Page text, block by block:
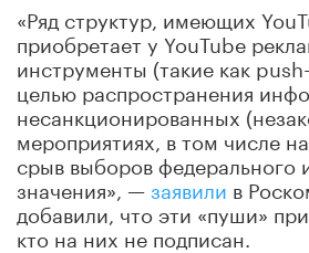
«Ряд структур, имеющих
приобретает у YouTube
инструменты (такие как
целью распространения
несанкционированных
мероприятиях, в том числе
срыв выборов федерального
значения», —заявили в
добавили, что эти «пуши»
кто на них не подписан.